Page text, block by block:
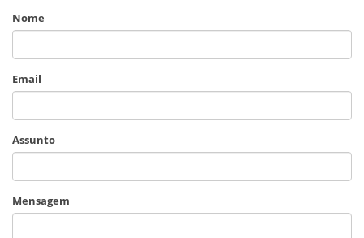
Nome
Email
Assunto
Mensagem